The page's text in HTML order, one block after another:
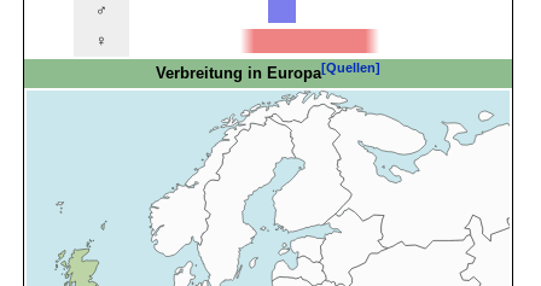
♂
♀
Verbreitung in Europa[Quellen]